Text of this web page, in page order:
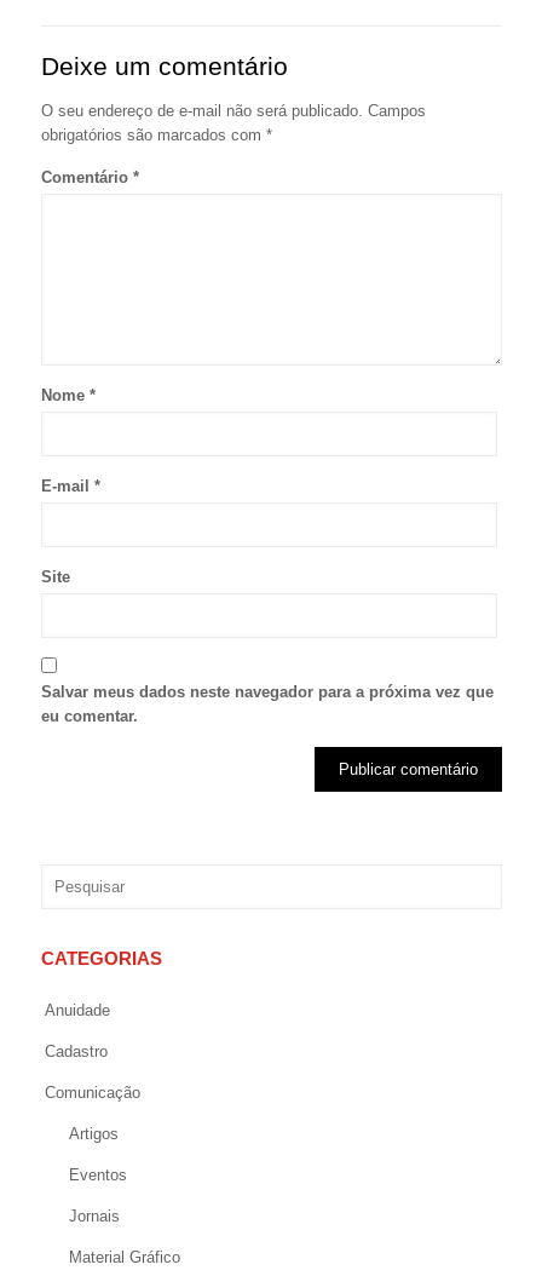
Deixe um comentário
O seu endereço de e-mail não será publicado. Campos
obrigatórios são marcados com *
Comentário *
Nome *
E-mail *
Site
Salvar meus dados neste navegador para a próxima vez que
eu comentar.
CATEGORIAS
Anuidade
Cadastro
Comunicação
Artigos
Eventos
Jornais
Material Gráfico